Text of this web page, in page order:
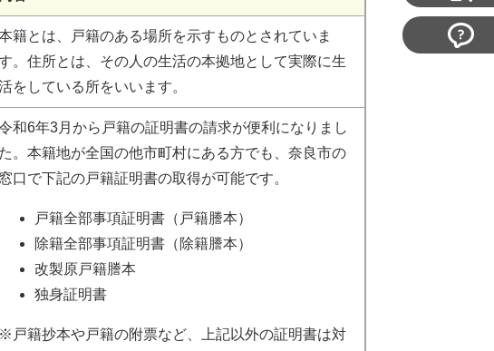
籍とは、戸籍のある場所を示すものとされていま
。住所とは、その人の生活の本拠地として実際に生
をしている所をいいます。
和6年3月から戸籍の証明書の請求が便利になりまし
た。本籍地が全国の他市町村にある方でも、奈良市の
窓口で下記の戸籍証明書の取得が可能です。
戸籍全部事項証明書（戸籍謄本）
除籍全部事項証明書（除籍謄本）
改製原戸籍謄本
独身証明書
※戸籍抄本や戸籍の附票など、上記以外の証明書は対